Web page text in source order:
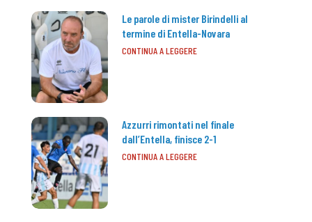
Le parole di mister Birindelli al
termine di Entella-Novara
CONTINUA A LEGGERE
Azzurri rimontati nel finale
dall’Entella, finisce 2-1
CONTINUA A LEGGERE